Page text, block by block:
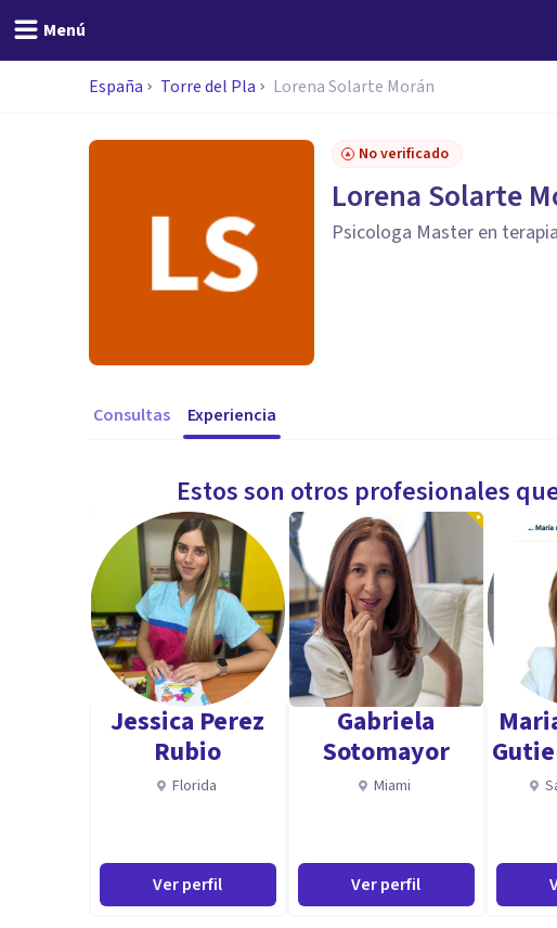
Menú
España Torre del Pla Lorena Solarte Morán
No verificado
Lorena Solarte
Psicologa Master en
Consultas Experiencia
Estos son otros profesionales
Jessica Perez
Rubio
Florida
Ver perfil
Gabriela
Sotomayor
Miami
Ver perfil